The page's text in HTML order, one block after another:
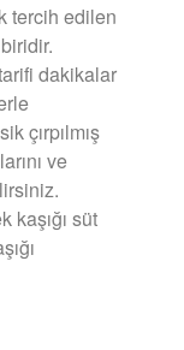
tercih edilen
dakikalar
çırpılmış
ve
kaşığı süt